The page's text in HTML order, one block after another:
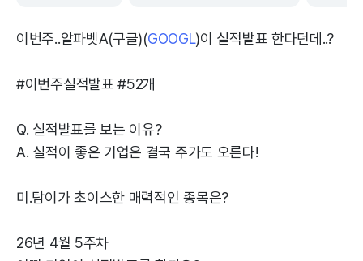
이번주..알파벳A(구글)(GOOGL)이 실적발표 한다던데..?
#이번주실적발표 #52개
Q. 실적발표를 보는 이유?
A. 실적이 좋은 기업은 결국 주가도 오른다!
미.탐이가 초이스한 매력적인 종목은?
26년 4월 5주차